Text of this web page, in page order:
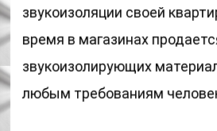
звукоизоляции своей
время в магазинах
звукоизолирующих
любым требованиям